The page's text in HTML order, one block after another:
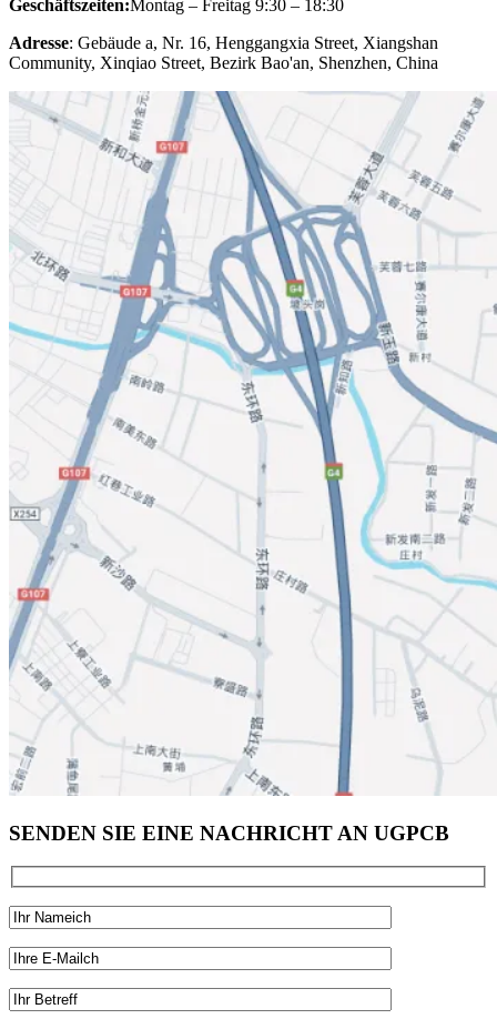
Geschäftszeiten:Montag – Freitag 9:30 – 18:30
Adresse: Gebäude a, Nr. 16, Henggangxia Street, Xiangshan
Community, Xinqiao Street, Bezirk Bao'an, Shenzhen, China
SENDEN SIE EINE NACHRICHT AN UGPCB